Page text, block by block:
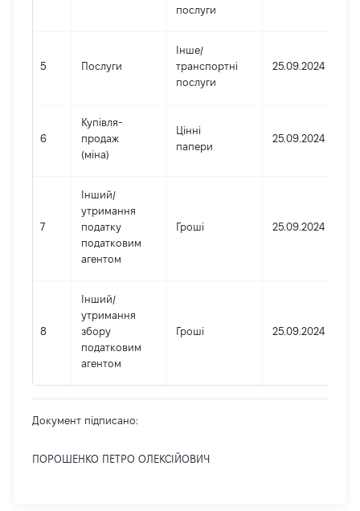
послуги
5 Послуги
Інше/
транспортні
послуги
25.09.2024
6
Купівля-
продаж
(міна)
Цінні
папери
25.09.2024
7
Інший/
утримання
податку
податковим
агентом
Гроші 25.09.2024
8
Інший/
утримання
збору
податковим
агентом
Гроші 25.09.2024
Документ підписано:
ПОРОШЕНКО ПЕТРО ОЛЕКСІЙОВИЧ